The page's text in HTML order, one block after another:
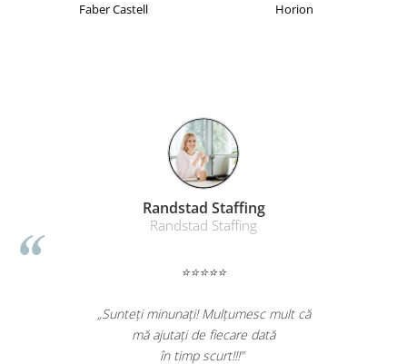
Faber Castell Horion
Randstad Staffing
Randstad Staffing
⭐⭐⭐⭐⭐
„Sunteți minunați! Mulțumesc mult că
mă ajutați de fiecare dată
în timp scurt!!!”